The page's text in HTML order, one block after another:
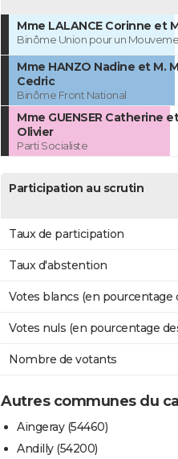
Mme LALANCE Corinne et
Binôme Union pour un
Mme HANZO Nadine et M.
Cedric
Binôme Front National
Mme GUENSER Catherine
Olivier
Parti Socialiste
Participation au scrutin
Taux de participation
Taux d'abstention
Votes blancs (en pourcentage
Votes nuls (en pourcentage
Nombre de votants
Autres communes du
Aingeray (54460)
Andilly (54200)